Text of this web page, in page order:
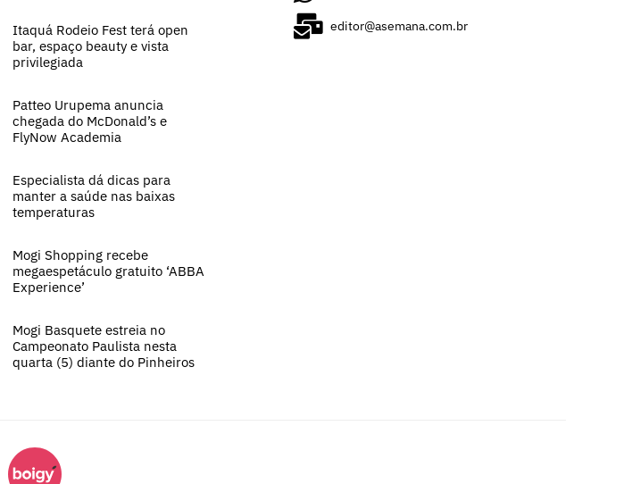
Itaquá Rodeio Fest terá open
bar, espaço beauty e vista
privilegiada
Patteo Urupema anuncia
chegada do McDonald’s e
FlyNow Academia
Especialista dá dicas para
manter a saúde nas baixas
temperaturas
Mogi Shopping recebe
megaespetáculo gratuito ‘ABBA
Experience’
Mogi Basquete estreia no
Campeonato Paulista nesta
quarta (5) diante do Pinheiros
editor@asemana.com.br